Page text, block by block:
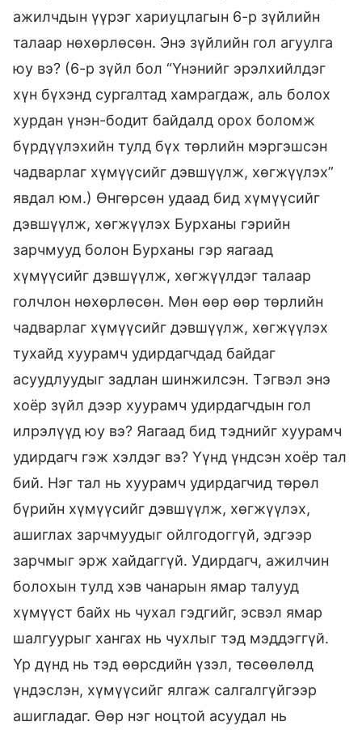
ажилчдын үүрэг хариуцлагын 6-р зүйлийн
талаар нөхөрлөсөн. Энэ зүйлийн гол агуулга
юу вэ? (6-р зүйл бол “Үнэнийг эрэлхийлдэг
хүн бүхэнд сургалтад хамрагдаж, аль болох
хурдан үнэн-бодит байдалд орох боломж
бүрдүүлэхийн тулд бүх төрлийн мэргэшсэн
чадварлаг хүмүүсийг дэвшүүлж, хөгжүүлэх”
явдал юм.) Өнгөрсөн удаад бид хүмүүсийг
дэвшүүлж, хөгжүүлэх Бурханы гэрийн
зарчмууд болон Бурханы гэр яагаад
хүмүүсийг дэвшүүлж, хөгжүүлдэг талаар
голчлон нөхөрлөсөн. Мөн өөр өөр төрлийн
чадварлаг хүмүүсийг дэвшүүлж, хөгжүүлэх
тухайд хуурамч удирдагчдад байдаг
асуудлуудыг задлан шинжилсэн. Тэгвэл энэ
хоёр зүйл дээр хуурамч удирдагчдын гол
илрэлүүд юу вэ? Яагаад бид тэднийг хуурамч
удирдагч гэж хэлдэг вэ? Үүнд үндсэн хоёр тал
бий. Нэг тал нь хуурамч удирдагчид төрөл
бүрийн хүмүүсийг дэвшүүлж, хөгжүүлэх,
ашиглах зарчмуудыг ойлгодоггүй, эдгээр
зарчмыг эрж хайдаггүй. Удирдагч, ажилчин
болохын тулд хэв чанарын ямар талууд
хүмүүст байх нь чухал гэдгийг, эсвэл ямар
шалгуурыг хангах нь чухлыг тэд мэддэггүй.
Үр дүнд нь тэд өөрсдийн үзэл, төсөөлөлд
үндэслэн, хүмүүсийг ялгаж салгалгүйгээр
ашигладаг. Өөр нэг ноцтой асуудал нь